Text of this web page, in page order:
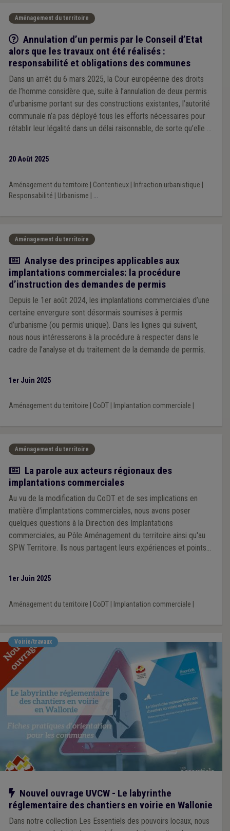
Aménagement du territoire
Q/R
Annulation d’un permis par le Conseil d’Etat
alors que les travaux ont été réalisés :
responsabilité et obligations des communes
Dans un arrêt du 6 mars 2025, la Cour européenne des droits
de l’homme considère que, suite à l’annulation de deux permis
d’urbanisme portant sur des constructions existantes, l’autorité
communale n’a pas déployé tous les efforts nécessaires pour
rétablir leur légalité dans un délai raisonnable, de sorte qu’elle a
20 Août 2025
Aménagement du territoire Contentieux| Infraction urbanistique
Responsabilité
Urbanisme ...
Aménagement du territoire
Article
Analyse des principes applicables aux
implantations commerciales: la procédure
d’instruction des demandes de permis
Depuis le 1er août 2024, les implantations commerciales d’une
certaine envergure sont désormais soumises à permis
d’urbanisme (ou permis unique). Dans les lignes qui suivent,
nous nous intéresserons à la procédure à respecter dans le
cadre de l’analyse et du traitement de la demande de permis.
1er Juin 2025
Aménagement du territoire CoDT| Implantation commerciale
Aménagement du territoire
Article
La parole aux acteurs régionaux des
implantations commerciales
Au vu de la modification du CoDT et de ses implications en
matière d'implantations commerciales, nous avons poser
quelques questions à la Direction des Implantations
commerciales, au Pôle Aménagement du territoire ainsi qu'au
SPW Territoire. Ils nous partagent leurs expériences et points
1er Juin 2025
Aménagement du territoire CoDT| Implantation commerciale
Voirie/travaux
Notre action
Nouvel ouvrage UVCW - Le labyrinthe
réglementaire des chantiers en voirie en Wallonie
Dans notre collection Les Essentiels des pouvoirs locaux, nous